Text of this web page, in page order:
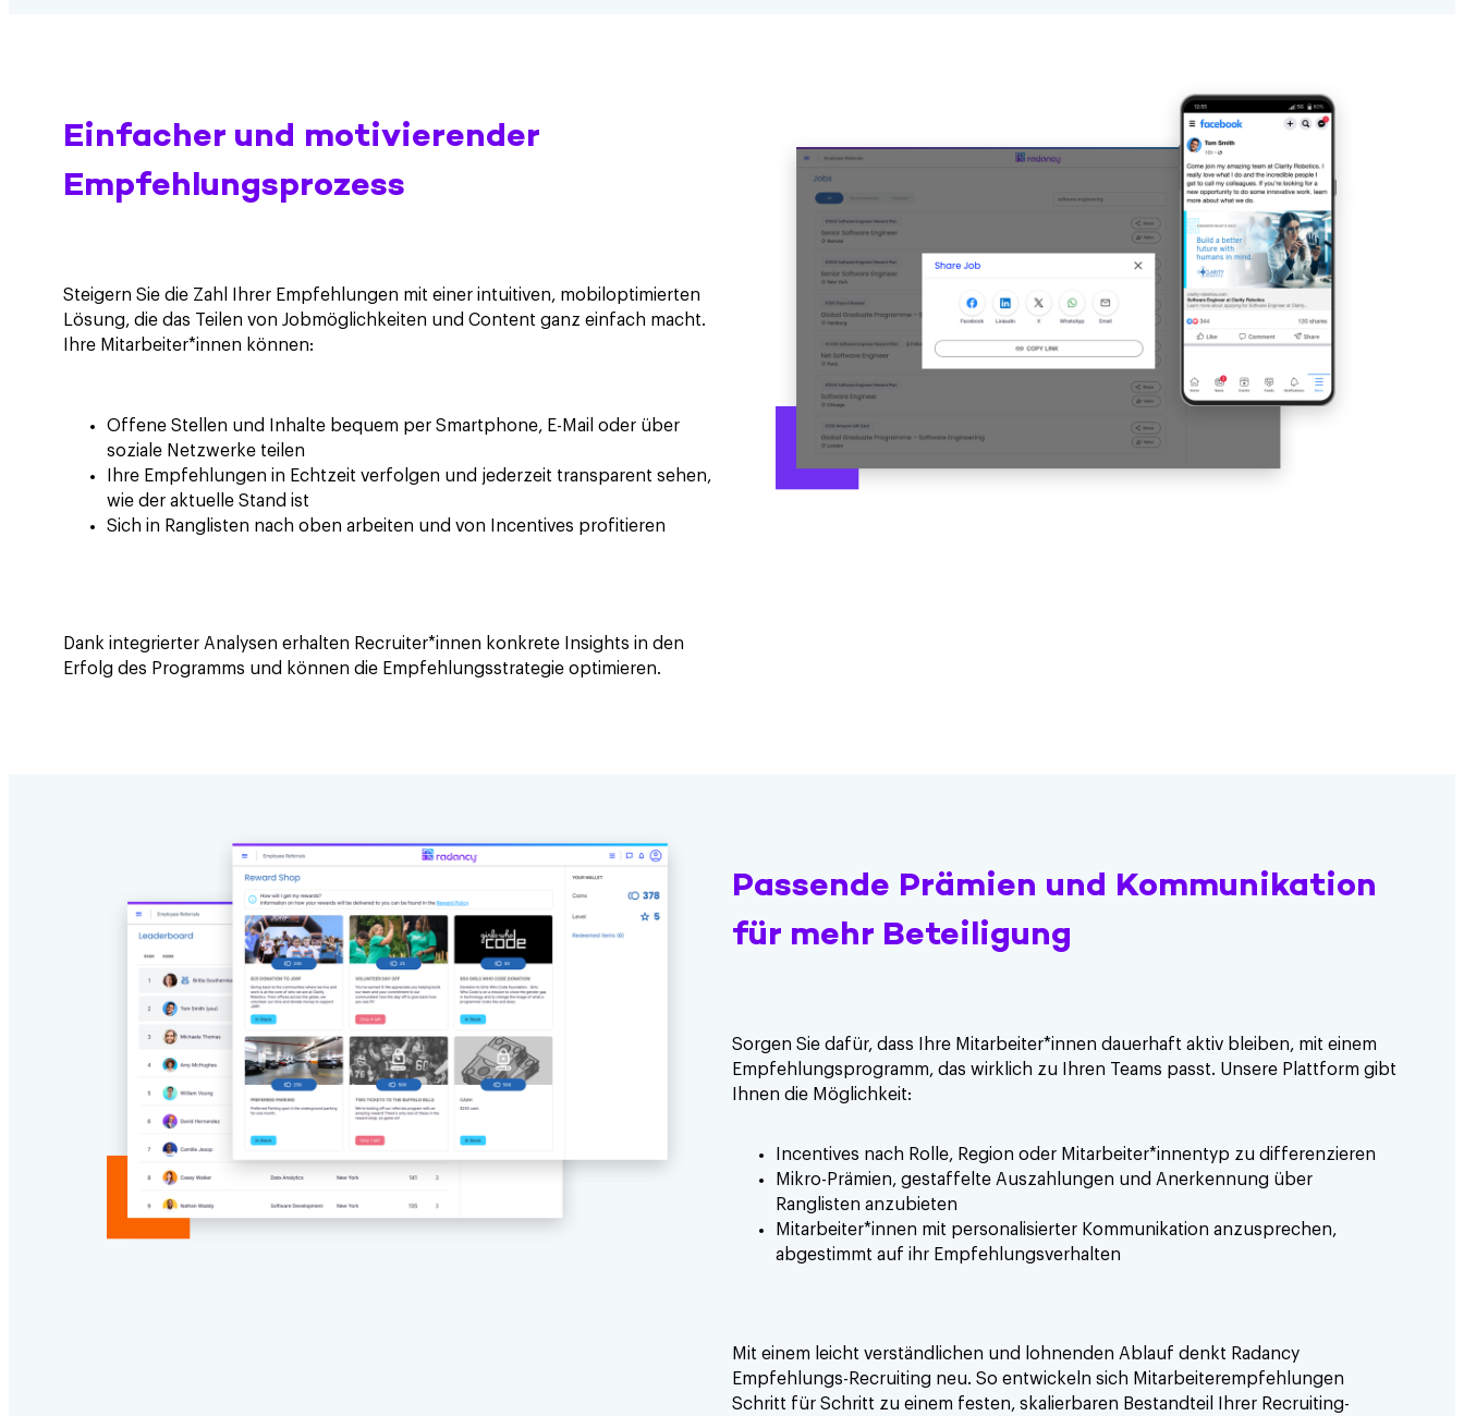
Einfacher und motivierender
Empfehlungsprozess
Steigern Sie die Zahl Ihrer Empfehlungen mit einer intuitiven, mobiloptimierten
Lösung, die das Teilen von Jobmöglichkeiten und Content ganz einfach macht.
Ihre Mitarbeiter*innen können:
Offene Stellen und Inhalte bequem per Smartphone, E-Mail oder über
soziale Netzwerke teilen
Ihre Empfehlungen in Echtzeit verfolgen und jederzeit transparent sehen,
wie der aktuelle Stand ist
Sich in Ranglisten nach oben arbeiten und von Incentives profitieren
Dank integrierter Analysen erhalten Recruiter*innen konkrete Insights in den
Erfolg des Programms und können die Empfehlungsstrategie optimieren.
Passende Prämien und Kommunikation
für mehr Beteiligung
Sorgen Sie dafür, dass Ihre Mitarbeiter*innen dauerhaft aktiv bleiben, mit einem
Empfehlungsprogramm, das wirklich zu Ihren Teams passt. Unsere Plattform gibt
Ihnen die Möglichkeit:
Incentives nach Rolle, Region oder Mitarbeiter*innentyp zu differenzieren
Mikro-Prämien, gestaffelte Auszahlungen und Anerkennung über
Ranglisten anzubieten
Mitarbeiter*innen mit personalisierter Kommunikation anzusprechen,
abgestimmt auf ihr Empfehlungsverhalten
Mit einem leicht verständlichen und lohnenden Ablauf denkt Radancy
Empfehlungs-Recruiting neu. So entwickeln sich Mitarbeiterempfehlungen
Schritt für Schritt zu einem festen, skalierbaren Bestandteil Ihrer Recruiting-